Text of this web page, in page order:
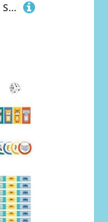
TTETTZ Schachfiguren Set 32 Stück Spielsteine für Brettspiel, 32St